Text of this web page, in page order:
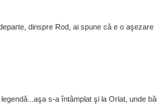
dinspre Rod, ai spune că e o aşezare
s-a întâmplat şi la Orlat, unde